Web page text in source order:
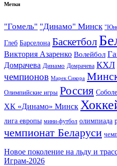
Метки
"Гомель" "Динамо" Минск
Глеб Барселона Баскетбол
Виктория Азаренко Волейбол
Домрачева Динамо Домрачева КХЛ
чемпионов Марек Сикора
Олимпийские игры Россия
ХК «Динамо» Минск
лига европы мини-футбол олимпиада
чемпионат Беларуси
Новое поколение на льду и
Играм-2026